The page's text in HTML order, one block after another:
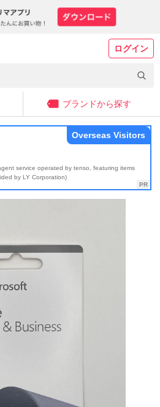
ログイン
ブランドから探す
service operated by tenso, featuring items
by LY Corporation)
Overseas Visitors